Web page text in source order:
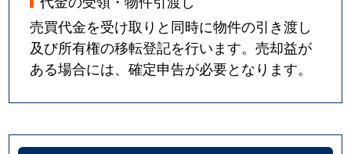
売買代金を受け取りと同時に物件の引き渡し
及び所有権の移転登記を行います。売却益が
ある場合には、確定申告が必要となります。